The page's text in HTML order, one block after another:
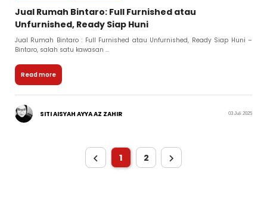
Jual Rumah Bintaro: Full Furnished atau
Unfurnished, Ready Siap Huni
Jual Rumah Bintaro : Full Furnished atau Unfurnished, Ready Siap Huni –
Bintaro, salah satu kawasan ...
Read more
SITI AISYAH AYYA AZ ZAHIR 03 Juli 2025
1 2